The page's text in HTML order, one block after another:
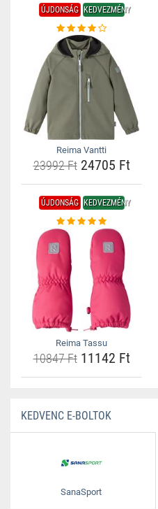
ÚJDONSÁG KEDVEZMÉNY
Reima Vantti
23992 Ft24705 Ft
ÚJDONSÁG KEDVEZMÉNY
Reima Tassu
10847 Ft11142 Ft
KEDVENC E-BOLTOK
SanaSport